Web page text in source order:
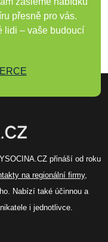
přesně pro vás.
lidi – vaše budoucí
přináší od roku
na regionální firmy,
Nabízí také účinnou a
i jednotlivce.